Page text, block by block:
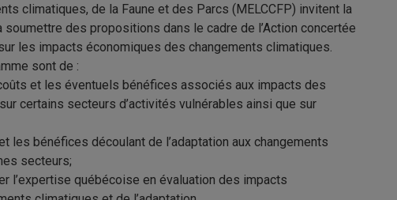
climatiques, de la Faune et des Parcs (MELCCFP) invitent la
des propositions dans le cadre de l’Action concertée
les impacts économiques des changements climatiques.
sont de :
et les éventuels bénéfices associés aux impacts des
certains secteurs d’activités vulnérables ainsi que sur
les bénéfices découlant de l’adaptation aux changements
secteurs;
l’expertise québécoise en évaluation des impacts